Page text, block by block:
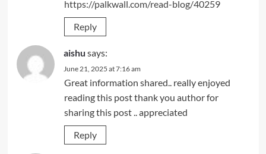
https://palkwall.com/read-blog/40259
Reply
aishu says:
June 21, 2025 at 7:16 am
Great information shared.. really enjoyed
reading this post thank you author for
sharing this post .. appreciated
Reply